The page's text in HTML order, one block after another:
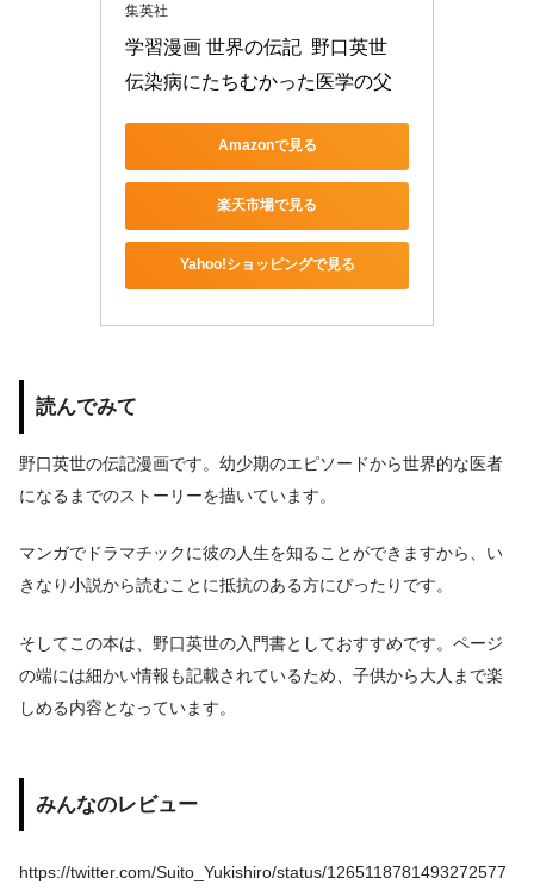
集英社
学習漫画 世界の伝記  野口英世
伝染病にたちむかった医学の父
Amazonで見る
楽天市場で見る
Yahoo!ショッピングで見る
読んでみて
野口英世の伝記漫画です。幼少期のエピソードから世界的な医者
になるまでのストーリーを描いています。
マンガでドラマチックに彼の人生を知ることができますから、い
きなり小説から読むことに抵抗のある方にぴったりです。
そしてこの本は、野口英世の入門書としておすすめです。ページ
の端には細かい情報も記載されているため、子供から大人まで楽
しめる内容となっています。
みんなのレビュー
https://twitter.com/Suito_Yukishiro/status/1265118781493272577